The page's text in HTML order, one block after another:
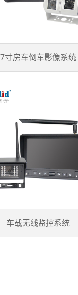
7寸房车倒车影像系统
车载无线监控系统